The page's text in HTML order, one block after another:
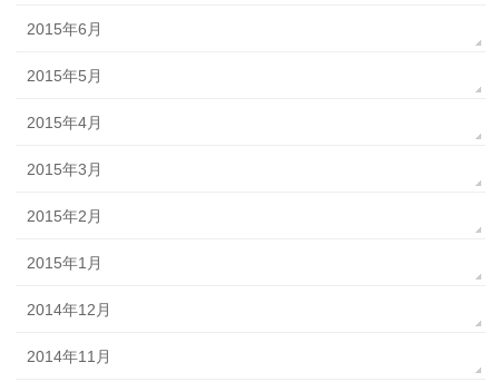
2015年6月
2015年5月
2015年4月
2015年3月
2015年2月
2015年1月
2014年12月
2014年11月